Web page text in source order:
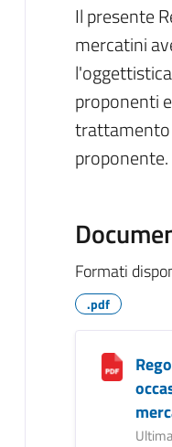
Il presente
mercatini
proponenti
trattamento
proponente.
Formati
.pdf